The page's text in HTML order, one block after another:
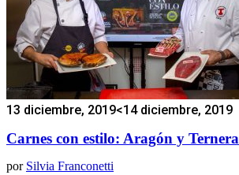
13 diciembre, 2019<14 diciembre, 2019
Carnes con estilo: Aragón y Ternera
por Silvia Franconetti